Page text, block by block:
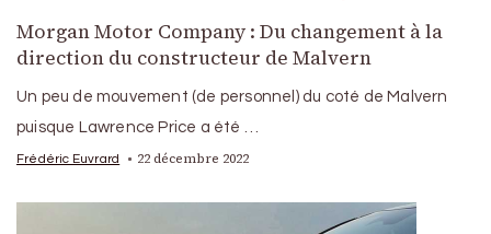
Morgan Motor Company : Du changement à la
direction du constructeur de Malvern
Un peu de mouvement (de personnel) du coté de Malvern
puisque Lawrence Price a été …
Frédéric Euvrard 22 décembre 2022